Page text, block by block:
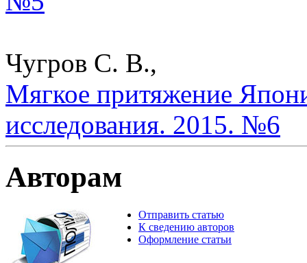
Чугров С. В.,
Мягкое притяжение
исследования. 2015. №6
Авторам
Отправить статью
К сведению авторов
Оформление статьи